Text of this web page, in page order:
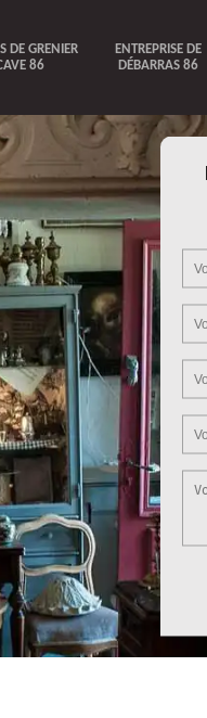
DE GRENIER
86
ENTREPRISE DE
DÉBARRAS 86